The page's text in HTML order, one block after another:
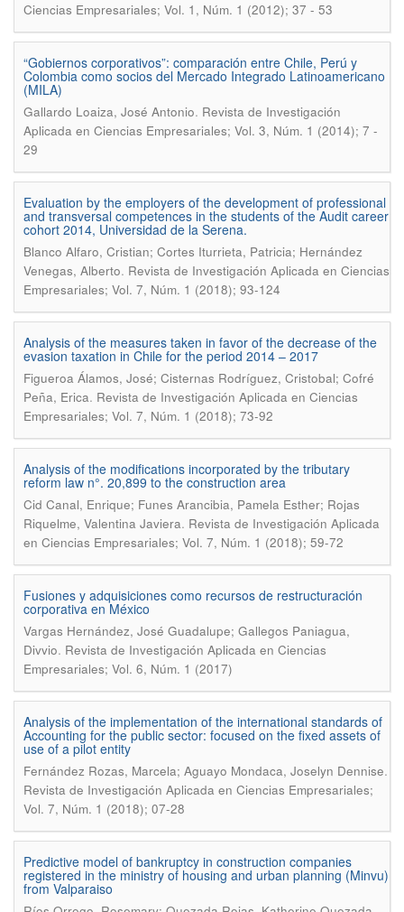
Ciencias Empresariales; Vol. 1, Núm. 1 (2012); 37 - 53
“Gobiernos corporativos”: comparación entre Chile, Perú y
Colombia como socios del Mercado Integrado Latinoamericano
(MILA)
Gallardo Loaiza, José Antonio. Revista de Investigación
Aplicada en Ciencias Empresariales; Vol. 3, Núm. 1 (2014); 7 -
29
Evaluation by the employers of the development of professional
and transversal competences in the students of the Audit career
cohort 2014, Universidad de la Serena.
Blanco Alfaro, Cristian; Cortes Iturrieta, Patricia; Hernández
Venegas, Alberto. Revista de Investigación Aplicada en Ciencias
Empresariales; Vol. 7, Núm. 1 (2018); 93-124
Analysis of the measures taken in favor of the decrease of the
evasion taxation in Chile for the period 2014 – 2017
Figueroa Álamos, José; Cisternas Rodríguez, Cristobal; Cofré
Peña, Erica. Revista de Investigación Aplicada en Ciencias
Empresariales; Vol. 7, Núm. 1 (2018); 73-92
Analysis of the modifications incorporated by the tributary
reform law n°. 20,899 to the construction area
Cid Canal, Enrique; Funes Arancibia, Pamela Esther; Rojas
Riquelme, Valentina Javiera. Revista de Investigación Aplicada
en Ciencias Empresariales; Vol. 7, Núm. 1 (2018); 59-72
Fusiones y adquisiciones como recursos de restructuración
corporativa en México
Vargas Hernández, José Guadalupe; Gallegos Paniagua,
Divvio. Revista de Investigación Aplicada en Ciencias
Empresariales; Vol. 6, Núm. 1 (2017)
Analysis of the implementation of the international standards of
Accounting for the public sector: focused on the fixed assets of
use of a pilot entity
Fernández Rozas, Marcela; Aguayo Mondaca, Joselyn Dennise.
Revista de Investigación Aplicada en Ciencias Empresariales;
Vol. 7, Núm. 1 (2018); 07-28
Predictive model of bankruptcy in construction companies
registered in the ministry of housing and urban planning (Minvu)
from Valparaiso